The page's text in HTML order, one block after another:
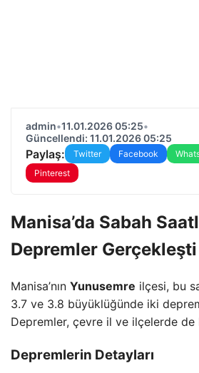
admin•11.01.2026 05:25•
Güncellendi: 11.01.2026 05:25
Paylaş: Twitter Facebook
Pinterest
Manisa’da Sabah
Depremler Gerçekleşti
Manisa’nın Yunusemre ilçesi, bu
3.7 ve 3.8 büyüklüğünde iki
Depremler, çevre il ve ilçelerde de
Depremlerin Detayları